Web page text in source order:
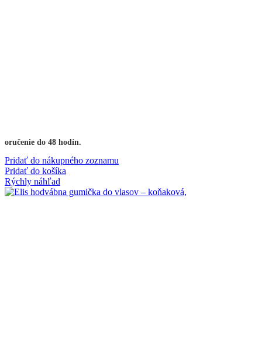
do 48 hodín.
Pridať do nákupného zoznamu
Pridať do košíka
Rýchly náhľad